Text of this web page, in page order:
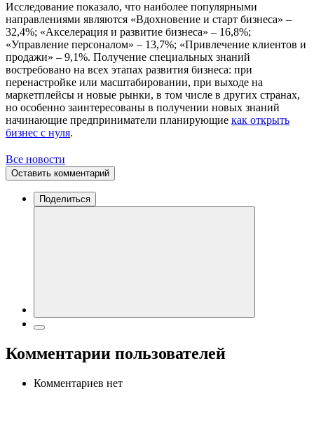
Исследование показало, что наиболее популярными
направлениями являются «Вдохновение и старт бизнеса» –
32,4%; «Акселерация и развитие бизнеса» – 16,8%;
«Управление персоналом» – 13,7%; «Привлечение клиентов и
продажи» – 9,1%. Получение специальных знаний
востребовано на всех этапах развития бизнеса: при
перенастройке или масштабировании, при выходе на
маркетплейсы и новые рынки, в том числе в других странах,
но особенно заинтересованы в получении новых знаний
начинающие предприниматели планирующие как открыть
бизнес с нуля.
Все новости
Оставить комментарий
Поделиться
Комментарии пользователей
Комментариев нет